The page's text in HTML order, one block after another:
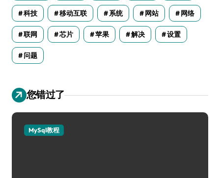
科技 移动互联 系统 网站 网络
联网 芯片 苹果 解决 设置
问题
您错过了
MySql教程